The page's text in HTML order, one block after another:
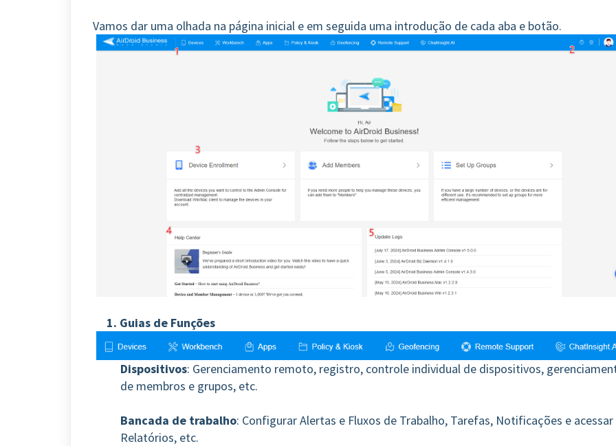
Vamos dar uma olhada na página inicial e em seguida uma introdução de cada aba e botão.
1. Guias de Funções
Dispositivos: Gerenciamento remoto, registro, controle individual de dispositivos,
de membros e grupos, etc.
Bancada de trabalho: Configurar Alertas e Fluxos de Trabalho, Tarefas, Notificações e acessar
Relatórios, etc.